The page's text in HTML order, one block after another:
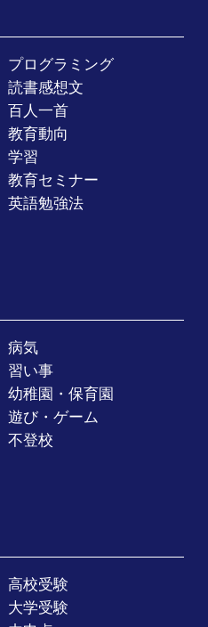
プログラミング
読書感想文
百人一首
教育動向
学習
教育セミナー
英語勉強法
病気
習い事
幼稚園・保育園
遊び・ゲーム
不登校
高校受験
大学受験